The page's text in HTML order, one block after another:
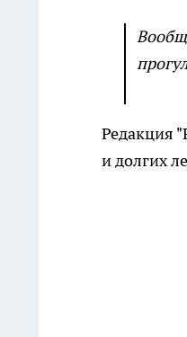
Редакция
и долгих